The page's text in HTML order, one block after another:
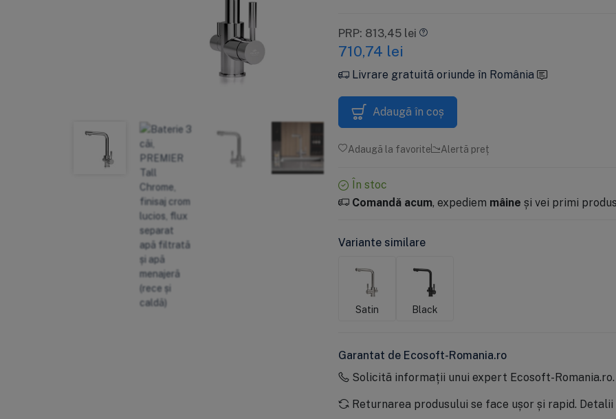
PRP: 813,45 lei
710,74 lei
Livrare gratuită oriunde în România
Adaugă în coș
Adaugă la favorite Alertă preț
În stoc
Comandă acum, expediem mâine și vei primi
Variante similare
Satin Black
Garantat de Ecosoft-Romania.ro
Solicită informații unui expert Ecosoft-Romania.ro.
Returnarea produsului se face ușor și rapid.